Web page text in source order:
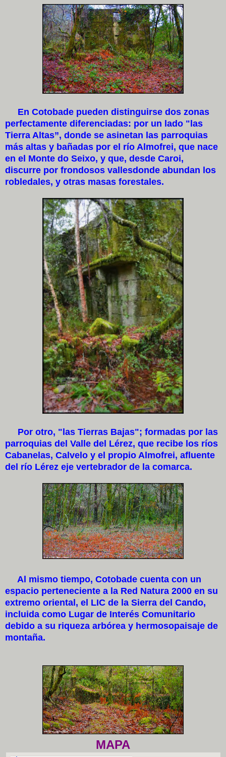
En Cotobade pueden distinguirse dos zonas
perfectamente diferenciadas: por un lado "las
Tierra Altas”, donde se asinetan las parroquias
más altas y bañadas por el río Almofrei, que nace
en el Monte do Seixo, y que, desde Caroi,
discurre por frondosos vallesdonde abundan los
robledales, y otras masas forestales.
Por otro, "las Tierras Bajas"; formadas por las
parroquias del Valle del Lérez, que recibe los ríos
Cabanelas, Calvelo y el propio Almofrei, afluente
del río Lérez eje vertebrador de la comarca.
Al mismo tiempo, Cotobade cuenta con un
espacio perteneciente a la Red Natura 2000 en su
extremo oriental, el LIC de la Sierra del Cando,
incluida como Lugar de Interés Comunitario
debido a su riqueza arbórea y hermosopaisaje de
montaña.
MAPA